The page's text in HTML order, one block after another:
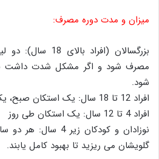
میزان و مدت دوره مصرف:
بزرگسالان
مصرف شود و اگر مشکل شدت داشت
شود.
افراد 12 تا 18 سال: یک استکان صبح، یک استکان شب
افراد 4 تا 12 سال: یک استکان طی روز
نوزادان و کودکان
گلویشان می ریزید تا بهبود کامل یابند.